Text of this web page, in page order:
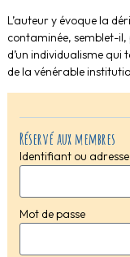
Réservé aux membres
Identifiant ou
Mot de passe
L’auteur y évoque la
contaminée, semblet-
d’un individualisme qui
de la vénérable